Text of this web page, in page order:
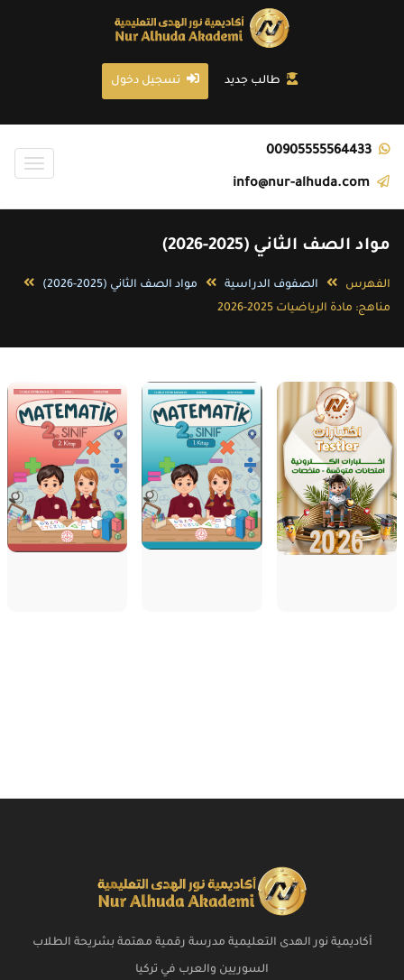
طالب جديد تسجيل دخول
مواد الصف الثاني (2025-2026)
الفهرس الصفوف الدراسية
مواد الصف الثاني (2025-2026)
مناهج: مادة الرياضيات 2025-2026
أكاديمية نور الهدى التعليمية مدرسة رقمية مهتمة بشريحة الطلاب
السوريين والعرب في تركيا